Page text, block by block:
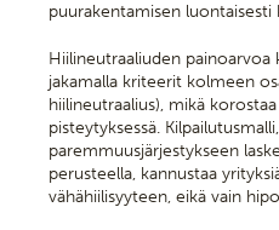
puurakentamisen luontaisesti
Hiilineutraaliuden painoarvoa
jakamalla kriteerit kolmeen
hiilineutraalius), mikä
pisteytyksessä.
paremmuusjärjestykseen
perusteella, kannustaa
vähähiilisyyteen, eikä vain